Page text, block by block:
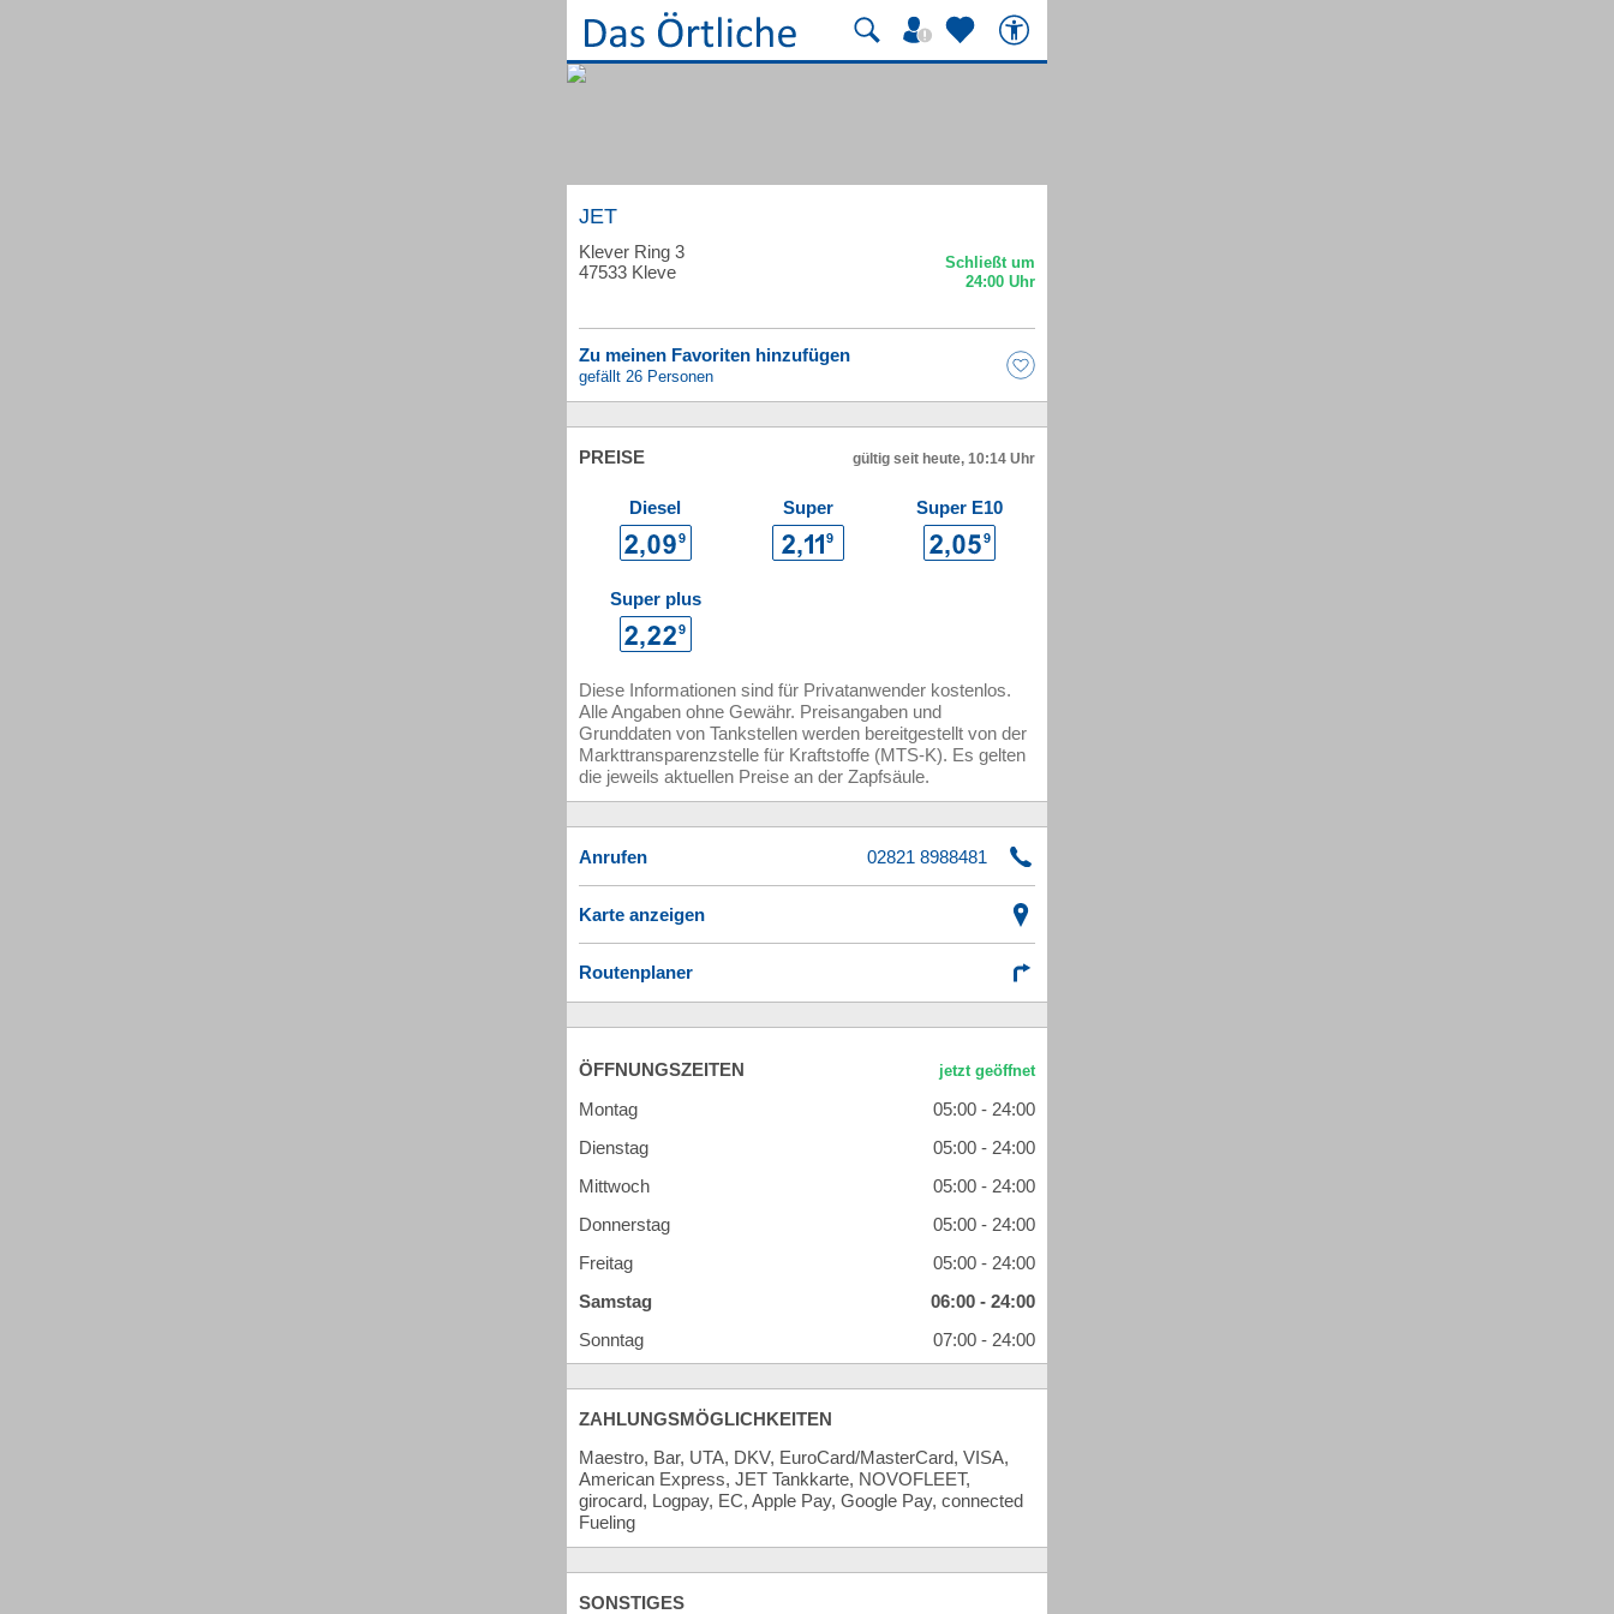
JET
Klever Ring 3
47533 Kleve
Zu meinen Favoriten hinzufügen
gefällt 26 Personen
PREISE gültig seit heute, 10:14 Uhr
Diesel Super Super E10
Super plus
Diese Informationen sind für Privatanwender kostenlos.
Alle Angaben ohne Gewähr. Preisangaben und
Grunddaten von Tankstellen werden bereitgestellt von der
Markttransparenzstelle für Kraftstoffe (MTS-K). Es gelten
die jeweils aktuellen Preise an der Zapfsäule.
Anrufen
Karte anzeigen
Routenplaner
ÖFFNUNGSZEITEN
Montag
05:00 - 24:00
Dienstag
05:00 - 24:00
Mittwoch
05:00 - 24:00
Donnerstag
05:00 - 24:00
Freitag
05:00 - 24:00
Samstag
06:00 - 24:00
Sonntag
07:00 - 24:00
ZAHLUNGSMÖGLICHKEITEN
Maestro, Bar, UTA, DKV, EuroCard/MasterCard, VISA,
American Express, JET Tankkarte, NOVOFLEET,
girocard, Logpay, EC, Apple Pay, Google Pay, connected
Fueling
SONSTIGES